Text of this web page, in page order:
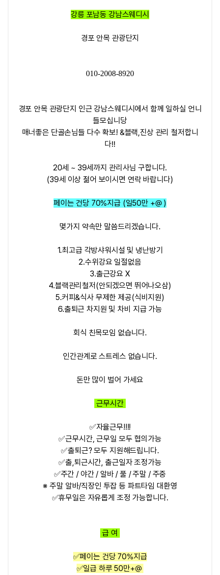
강릉 포남동 강남스웨디시
경포 안목 관광단지
010-2008-8920
경포 안목 관광단지 인근강남스웨디시에서 함께 일하실 언니
들모십니당
매너좋은 단골손님들 다수 확보! &블랙,진상 관리 철저합니
다‼️
20세 ~ 39세까지 관리사님 구합니다.
(39세 이상 젊어 보이시면 연락 바랍니다)
페이는 건당 70%지급 (일50만 +@ )
몇가지 약속만 말씀드리겠습니다.
1.최고급 각방샤워시설 및 냉난방기
2.수위강요 일절없음
3.출근강요 X
4.블랙관리철저(안되겠으면 뛰어나오삼)
5.커피&식사 무제한 제공(식비지원)
6.출퇴근 차지원 및 차비 지급 가능
회식 친목모임 없습니다.
인간관계로 스트레스 없습니다.
돈만 많이 벌어 가세요
근무시간
✅자율근무!!!!
✅근무시간, 근무일 모두 협의가능
✅출퇴근? 모두 지원해드립니다.
✅출,퇴근시간, 출근일자 조정가능
✅주간 / 야간 / 알바 / 풀 / 주말 / 주중
※ 주말 알바/직장인 투잡 등 파트타임 대환영
✅휴무일은 자유롭게 조정 가능합니다.
급 여
✅페이는 건당 70%지급
✅일급 하루 50만+@